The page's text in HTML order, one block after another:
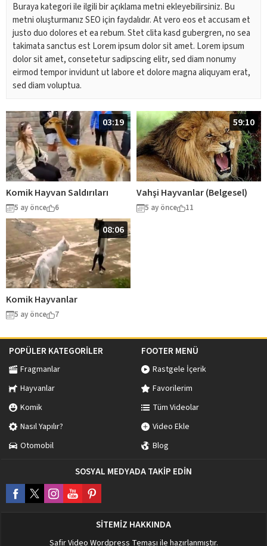
Buraya kategori ile ilgili bir açıklama metni ekleyebilirsiniz. Bu
metni oluşturmanız SEO için faydalıdır. At vero eos et accusam et
justo duo dolores et ea rebum. Stet clita kasd gubergren, no sea
takimata sanctus est Lorem ipsum dolor sit amet. Lorem ipsum
dolor sit amet, consetetur sadipscing elitr, sed diam nonumy
eirmod tempor invidunt ut labore et dolore magna aliquyam erat,
sed diam voluptua.
03:19
Komik Hayvan Saldırıları
5 ay önce 6
59:10
Vahşi Hayvanlar (Belgesel)
5 ay önce 11
08:06
Komik Hayvanlar
5 ay önce 7
POPÜLER KATEGORİLER
Fragmanlar
Hayvanlar
Komik
Nasıl Yapılır?
Otomobil
FOOTER MENÜ
Rastgele İçerik
Favorilerim
Tüm Videolar
Video Ekle
Blog
SOSYAL MEDYADA TAKİP EDİN
SİTEMİZ HAKKINDA
Safir Video Wordpress Teması ile hazırlanmıştır.